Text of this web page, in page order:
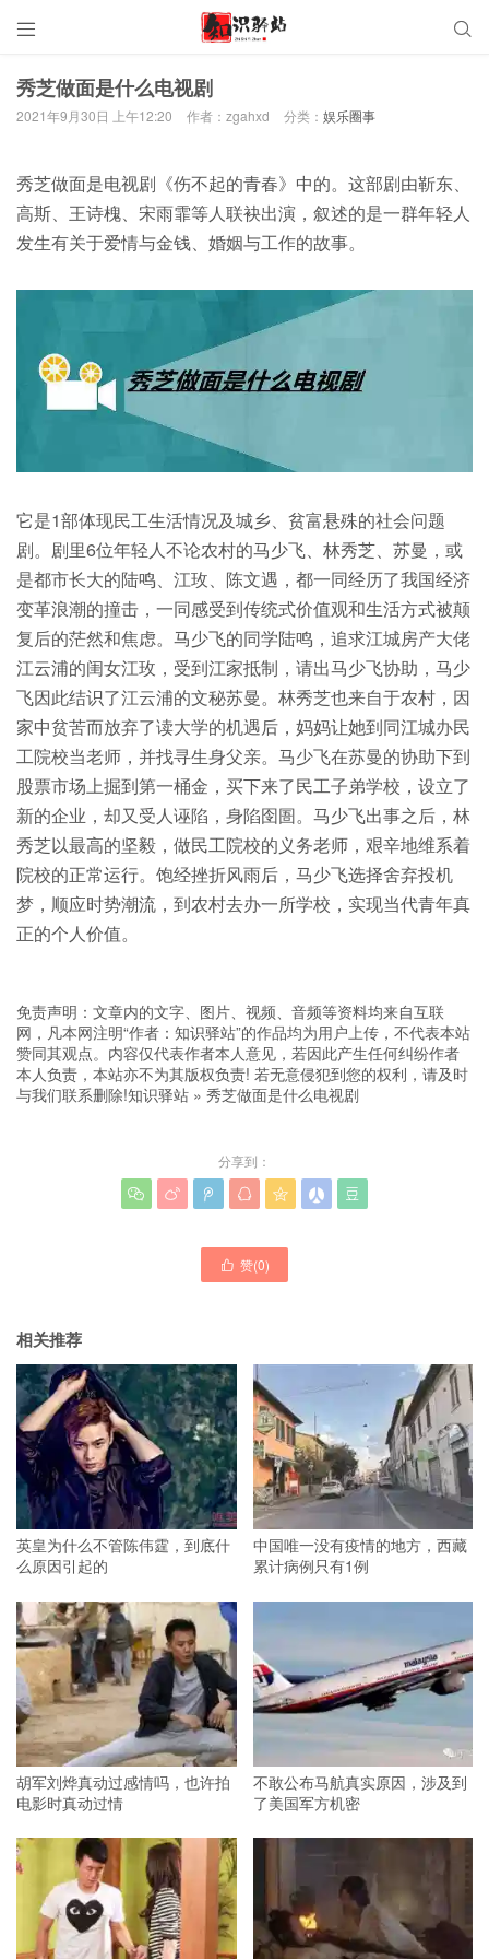
 
秀芝做面是什么电视剧
2021年9月30日 上午12:20 作者：zgahxd 分类： 娱乐圈事
秀芝做面是电视剧《伤不起的青春》中的。这部剧由靳东、
高斯、王诗槐、宋雨霏等人联袂出演，叙述的是一群年轻人
发生有关于爱情与金钱、婚姻与工作的故事。
它是1部体现民工生活情况及城乡、贫富悬殊的社会问题
剧。剧里6位年轻人不论农村的马少飞、林秀芝、苏曼，或
是都市长大的陆鸣、江玫、陈文遇，都一同经历了我国经济
变革浪潮的撞击，一同感受到传统式价值观和生活方式被颠
复后的茫然和焦虑。马少飞的同学陆鸣，追求江城房产大佬
江云浦的闺女江玫，受到江家抵制，请出马少飞协助，马少
飞因此结识了江云浦的文秘苏曼。林秀芝也来自于农村，因
家中贫苦而放弃了读大学的机遇后，妈妈让她到同江城办民
工院校当老师，并找寻生身父亲。马少飞在苏曼的协助下到
股票市场上掘到第一桶金，买下来了民工子弟学校，设立了
新的企业，却又受人诬陷，身陷囹圄。马少飞出事之后，林
秀芝以最高的坚毅，做民工院校的义务老师，艰辛地维系着
院校的正常运行。饱经挫折风雨后，马少飞选择舍弃投机
梦，顺应时势潮流，到农村去办一所学校，实现当代青年真
正的个人价值。
免责声明：文章内的文字、图片、视频、音频等资料均来自互联
网，凡本网注明“作者：知识驿站”的作品均为用户上传，不代表本站
赞同其观点。内容仅代表作者本人意见，若因此产生任何纠纷作者
本人负责，本站亦不为其版权负责! 若无意侵犯到您的权利，请及时
与我们联系删除!知识驿站 » 秀芝做面是什么电视剧
分享到：
      
 赞(0)
相关推荐
英皇为什么不管陈伟霆，到底什
么原因引起的
中国唯一没有疫情的地方，西藏
累计病例只有1例
胡军刘烨真动过感情吗，也许拍
电影时真动过情
不敢公布马航真实原因，涉及到
了美国军方机密